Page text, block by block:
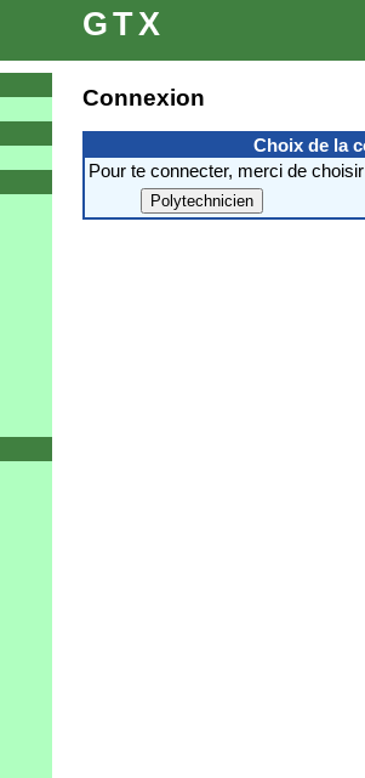
GTX
Connexion
Choix de la
Pour te connecter, merci de